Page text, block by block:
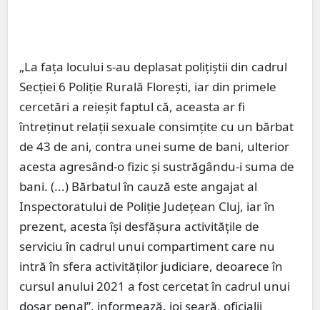
„La faţa locului s-au deplasat poliţiştii din cadrul
Secţiei 6 Poliţie Rurală Floreşti, iar din primele
cercetări a reieşit faptul că, aceasta ar fi
întreţinut relaţii sexuale consimţite cu un bărbat
de 43 de ani, contra unei sume de bani, ulterior
acesta agresând-o fizic şi sustrăgându-i suma de
bani. (...) Bărbatul în cauză este angajat al
Inspectoratului de Poliţie Judeţean Cluj, iar în
prezent, acesta îşi desfăşura activităţile de
serviciu în cadrul unui compartiment care nu
intră în sfera activităţilor judiciare, deoarece în
cursul anului 2021 a fost cercetat în cadrul unui
dosar penal”, informează, joi seară, oficialii